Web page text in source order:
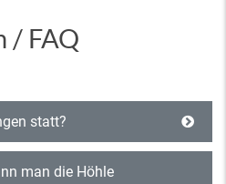
/ FAQ
statt?
man die Höhle